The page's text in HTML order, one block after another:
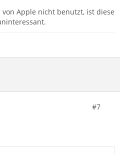
Apple nicht benutzt, ist diese
#7